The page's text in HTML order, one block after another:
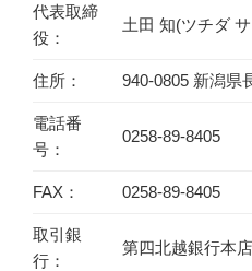
代表取締
役：
土田 知(ツチダ
住所： 940-0805 新潟県
電話番
号：
0258-89-8405
FAX： 0258-89-8405
取引銀
行：
第四北越銀行本